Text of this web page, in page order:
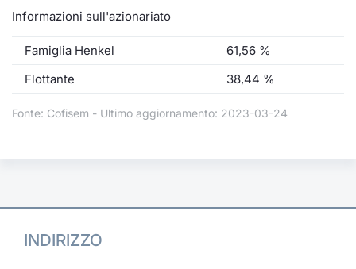
Informazioni sull'azionariato
Famiglia Henkel
61,56 %
Flottante
38,44 %
Fonte: Cofisem - Ultimo aggiornamento: 2023-03-24
INDIRIZZO